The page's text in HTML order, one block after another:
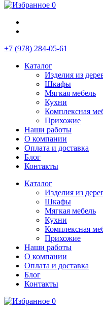
0
+7 (978) 284-05-61
Каталог
Изделия из
Шкафы
Мягкая мебель
Кухни
Комплексная
Прихожие
Наши работы
О компании
Оплата и доставка
Блог
Контакты
Каталог
Изделия из
Шкафы
Мягкая мебель
Кухни
Комплексная
Прихожие
Наши работы
О компании
Оплата и доставка
Блог
Контакты
0